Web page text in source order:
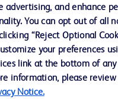
matière de cookies
advertising, and enhance
You can opt out of all
“Reject Optional
your preferences
link at the bottom of
information, please review
Notice.